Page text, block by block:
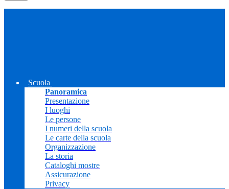
Scuola
Panoramica
Presentazione
I luoghi
Le persone
I numeri della scuola
Le carte della scuola
Organizzazione
La storia
Cataloghi mostre
Assicurazione
Privacy